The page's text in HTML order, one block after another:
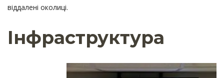
віддалені околиці.
Інфраструктура